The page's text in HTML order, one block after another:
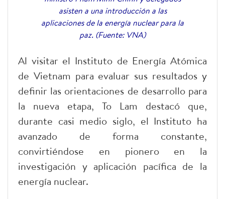
asisten a una introducción a las
aplicaciones de la energía nuclear para la
paz. (Fuente: VNA)
Al visitar el Instituto de Energía Atómica
de Vietnam para evaluar sus resultados y
definir las orientaciones de desarrollo para
la nueva etapa, To Lam destacó que,
durante casi medio siglo, el Instituto ha
avanzado de forma constante,
convirtiéndose en pionero en la
investigación y aplicación pacífica de la
energía nuclear.